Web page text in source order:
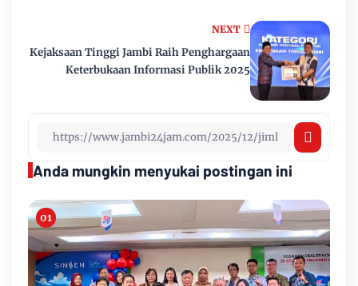
NEXT
Kejaksaan Tinggi Jambi Raih Penghargaan
Keterbukaan Informasi Publik 2025
Anda mungkin menyukai postingan ini